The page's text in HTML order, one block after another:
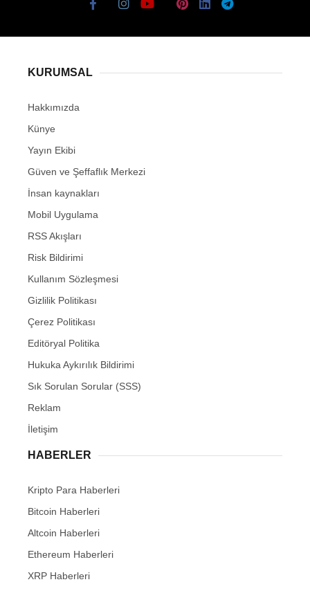
KURUMSAL
Hakkımızda
Künye
Yayın Ekibi
Güven ve Şeffaflık Merkezi
İnsan kaynakları
Mobil Uygulama
RSS Akışları
Risk Bildirimi
Kullanım Sözleşmesi
Gizlilik Politikası
Çerez Politikası
Editöryal Politika
Hukuka Aykırılık Bildirimi
Sık Sorulan Sorular (SSS)
Reklam
İletişim
HABERLER
Kripto Para Haberleri
Bitcoin Haberleri
Altcoin Haberleri
Ethereum Haberleri
XRP Haberleri